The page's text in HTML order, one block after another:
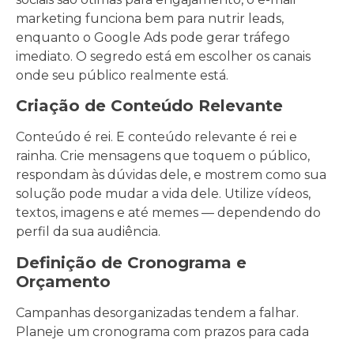
marketing funciona bem para nutrir leads,
enquanto o Google Ads pode gerar tráfego
imediato. O segredo está em escolher os canais
onde seu público realmente está.
Criação de Conteúdo Relevante
Conteúdo é rei. E conteúdo relevante é rei e
rainha. Crie mensagens que toquem o público,
respondam às dúvidas dele, e mostrem como sua
solução pode mudar a vida dele. Utilize vídeos,
textos, imagens e até memes — dependendo do
perfil da sua audiência.
Definição de Cronograma e
Orçamento
Campanhas desorganizadas tendem a falhar.
Planeje um cronograma com prazos para cada